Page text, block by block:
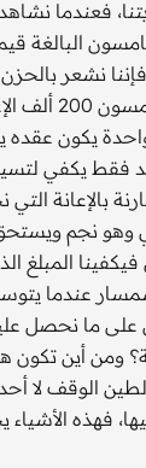
فعندما
نشعر
مبلغ عقد
فقط يكفي
سنة مقارنة
وهو نجم
فيكفينا المبلغ
عندما
ما نحصل
أين تكون
الوقف لا أحد
فهذه الأشياء